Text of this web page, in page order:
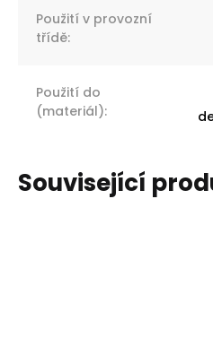
Použití v provozní
třídě:
Použití do
(materiál):
Související